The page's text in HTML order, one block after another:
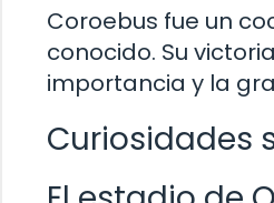
Coroebus fue un
conocido. Su
importancia y la
Curiosidades